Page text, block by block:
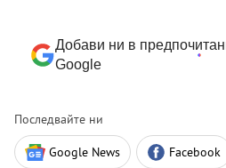
Добави ни в
Google
Последвайте ни
Google News Facebook